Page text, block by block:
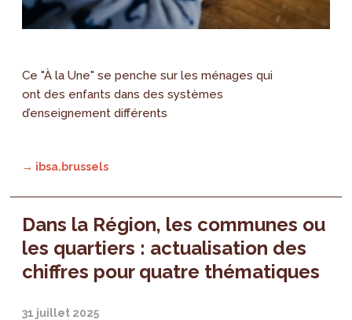
Ce "À la Une" se penche sur les ménages qui
ont des enfants dans des systèmes
d’enseignement différents
→ ibsa.brussels
Dans la Région, les communes ou
les quartiers : actualisation des
chiffres pour quatre thématiques
31 juillet 2025